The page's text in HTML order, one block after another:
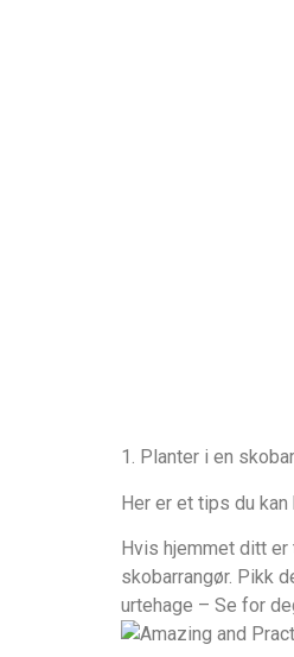
1. Planter i en
Her er et tips du
Hvis hjemmet ditt er
skobarrangør. Pikk
urtehage – Se for